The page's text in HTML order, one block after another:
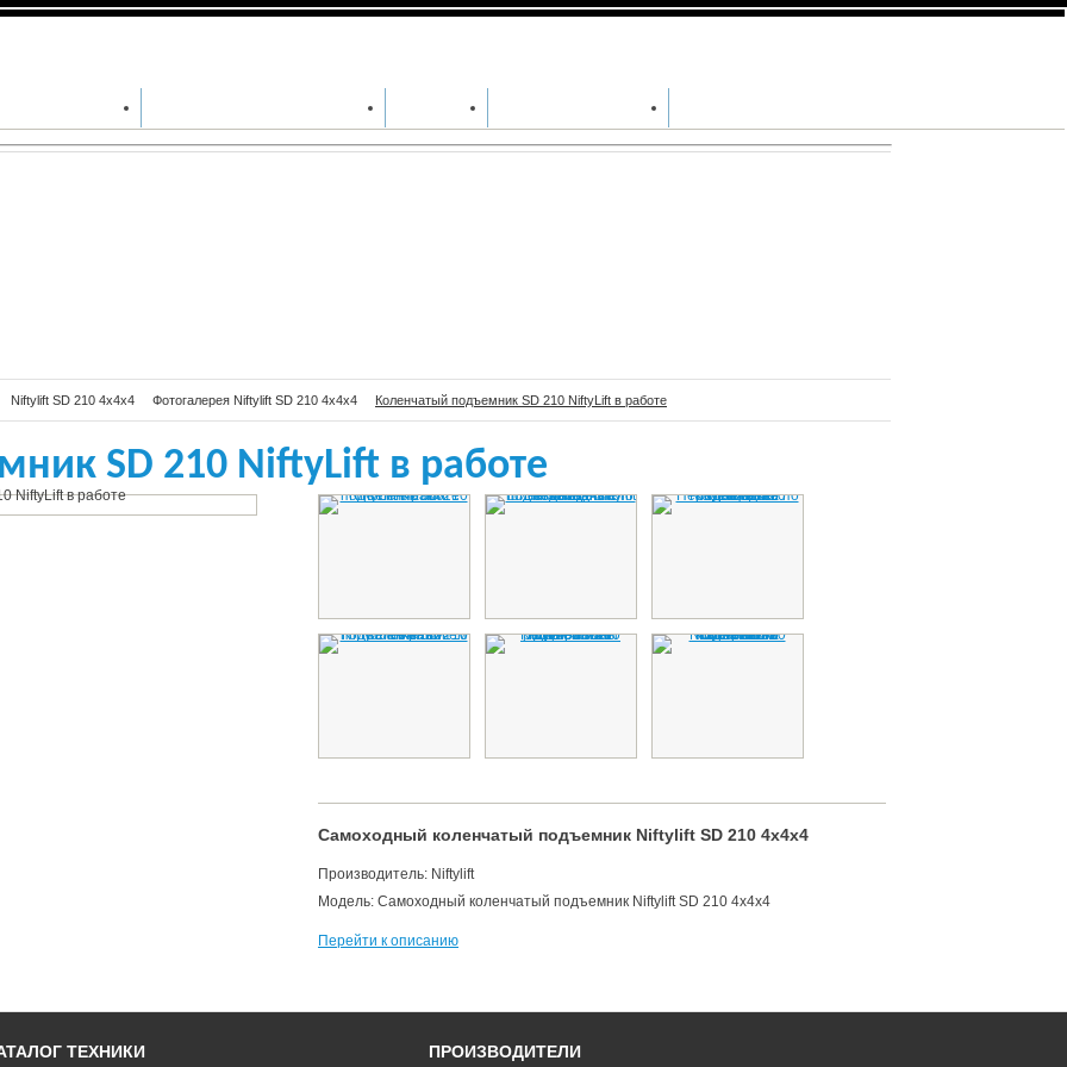
СПЕЦТЕХНИКИ СЕРВИСНОЕ ОБСЛУЖИВАНИЕ ЗАПЧАСТИ СПЕЦПРЕДЛОЖЕНИЯ
Niftylift SD 210 4x4x4 Фотогалерея Niftylift SD 210 4x4x4 Коленчатый подъемник SD 210 NiftyLift в работе
SD 210 NiftyLift в работе
Самоходный коленчатый подъемник Niftylift SD 210 4x4x4
Производитель: Niftylift
Модель: Самоходный коленчатый подъемник Niftylift SD 210 4x4x4
Перейти к описанию
ТЕХНИКИ ПРОИЗВОДИТЕЛИ